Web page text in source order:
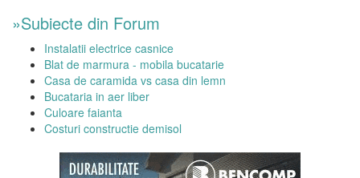
»Subiecte din Forum
Instalatii electrice casnice
Blat de marmura - mobila bucatarie
Casa de caramida vs casa din lemn
Bucataria in aer liber
Culoare faianta
Costuri constructie demisol